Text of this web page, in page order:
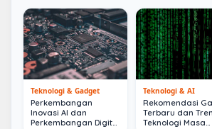
Teknologi & Gadget
Perkembangan
Inovasi AI dan
Perkembangan Digital
Teknologi & AI
Rekomendasi
Terbaru dan Tren
Teknologi Masa